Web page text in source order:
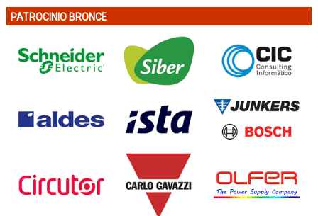
PATROCINIO BRONCE